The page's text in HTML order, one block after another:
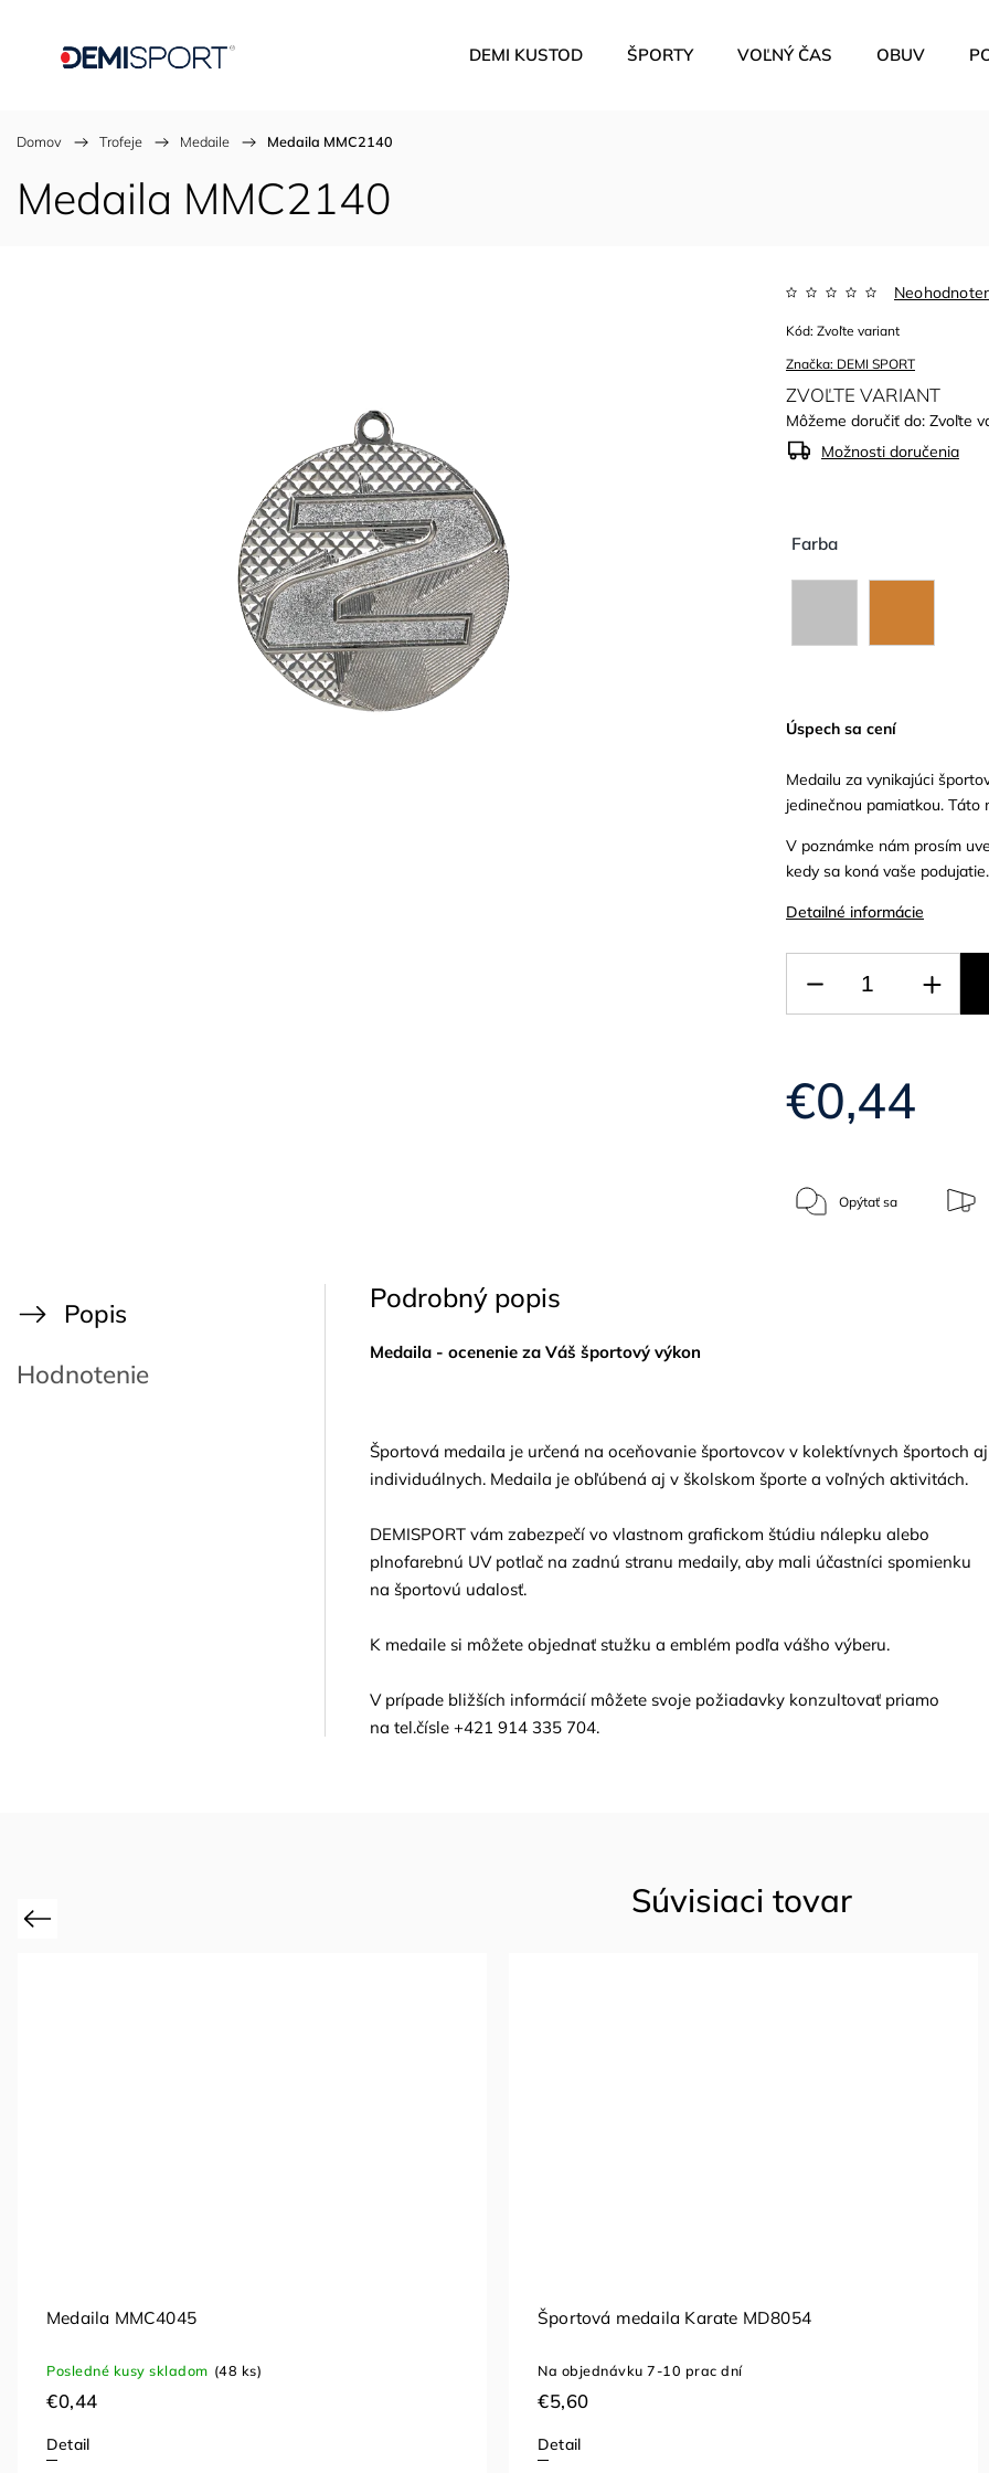
DEMI KUSTOD ŠPORTY VOĽNÝ ČAS OBUV
Domov / Trofeje / Medaile / Medaila MMC2140
Medaila MMC2140
Značka: DEMI SPORT
€0,44
Kód: Zvoľte variant
Úspech sa cení
Medailu za vynikajúci
jedinečnou pamiatkou. Táto
V poznámke nám prosím
kedy sa koná vaše podujatie.
Detailné informácie
Farba
ZVOĽTE VARIANT
Môžeme doručiť do: Zvoľte
Možnosti doručenia
Opýtať sa
Popis
Hodnotenie
Podrobný popis
Medaila - ocenenie za Váš športový výkon
Športová medaila je určená na oceňovanie športovcov v kolektívnych športoch aj
individuálnych. Medaila je obľúbená aj v školskom športe a voľných aktivitách.
DEMISPORT vám zabezpečí vo vlastnom grafickom štúdiu nálepku alebo
plnofarebnú UV potlač na zadnú stranu medaily, aby mali účastníci spomienku
na športovú udalosť.
K medaile si môžete objednať stužku a emblém podľa vášho výberu.
V prípade bližších informácií môžete svoje požiadavky konzultovať priamo
na tel.čísle +421 914 335 704.
Súvisiaci tovar
Previous
Medaila MMC4045
Posledné kusy skladom (48 ks)
€0,44
Detail
Športová medaila Karate MD8054
Na objednávku 7-10 prac dní
€5,60
Detail